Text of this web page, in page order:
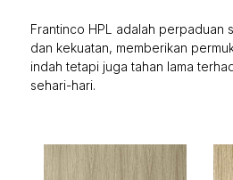
Frantinco HPL adalah perpaduan
dan kekuatan, memberikan
indah tetapi juga tahan lama
sehari-hari.